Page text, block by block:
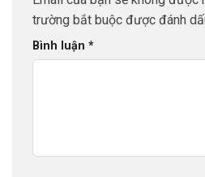
trường bắt buộc được đánh
Bình luận *